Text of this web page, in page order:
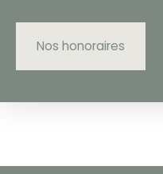
Nos honoraires